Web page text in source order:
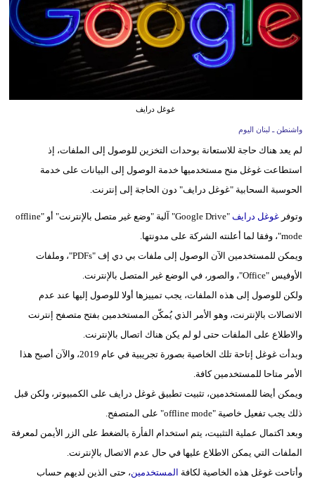
أخبار
إسلامية
وتكنولوجيا
أبراج
فيديو
غوغل درايف
واشنطن ـ لبنان اليوم
لم يعد هناك حاجة للاستعانة بوحدات التخزين للوصول إلى الملفات، إذ
استطاعت غوغل منح مستخدميها خدمة الوصول إلى البيانات على خدمة
الحوسبة السحابية "غوغل درايف" دون الحاجة إلى إنترنت.
وتوفر غوغل درايف
"Google Drive" آلية "وضع غير متصل بالإنترنت" أو "offline
mode"، وفقا لما أعلنته الشركة على مدونتها.
ويمكن للمستخدمين الآن الوصول إلى ملفات بي دي إف "PDFs"، وملفات
الأوفيس "Office"، والصور، في الوضع غير المتصل بالإنترنت.
ولكن للوصول إلى هذه الملفات، يجب تمييزها أولا للوصول إليها عند عدم
الاتصالات بالإنترنت، وهو الأمر الذي يُمكّن المستخدمين بفتح متصفح إنترنت
والاطلاع على الملفات حتى لو لم يكن هناك اتصال بالإنترنت.
وبدأت غوغل إتاحة تلك الخاصية بصورة تجريبية في عام 2019، والآن أصبح هذا
الأمر متاحا للمستخدمين كافة.
ويمكن أيضا للمستخدمين، تثبيت تطبيق غوغل درايف على الكمبيوتر، ولكن قبل
ذلك يجب تفعيل خاصية "offline mode" على المتصفح.
وبعد اكتمال عملية التثبيت، يتم استخدام الفأرة بالضغط على الزر الأيمن لمعرفة
الملفات التي يمكن الاطلاع عليها في حال عدم الاتصال بالإنترنت.
وأتاحت غوغل هذه الخاصية لكافة المستخدمين، حتى الذين لديهم حساب